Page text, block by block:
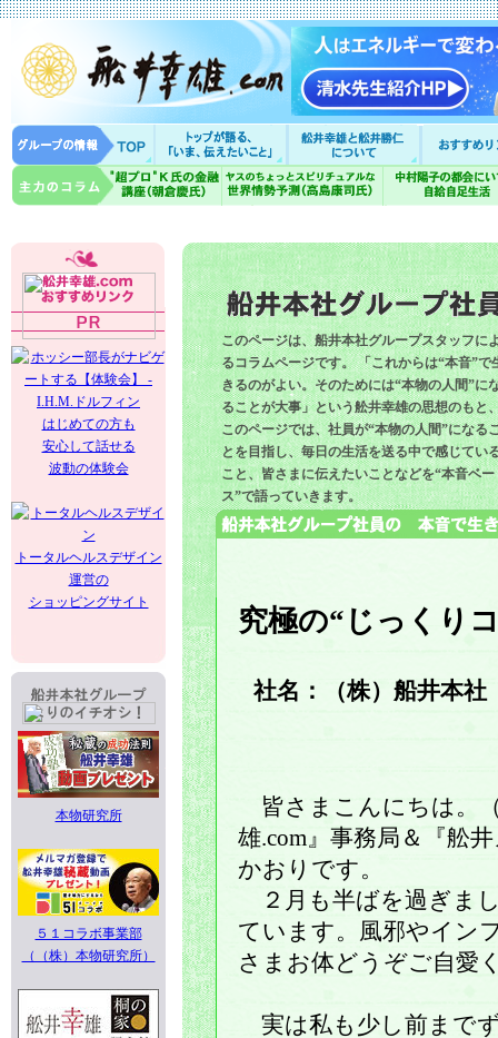
はじめての方も
安心して話せる
波動の体験会
トータルヘルスデザイン
運営の
ショッピングサイト
本物研究所
５１コラボ事業部
（（株）本物研究所）
このページは、船井本社グループスタッフに
るコラムページです。 「これからは“本音”で
きるのがよい。そのためには“本物の人間”に
ることが大事」という舩井幸雄の思想のもと
このページでは、社員が“本物の人間”になる
とを目指し、毎日の生活を送る中で感じてい
こと、皆さまに伝えたいことなどを“本音ベー
ス”で語っていきます。
究極の“じっくり
社名：（株）船井本
皆さまこんにちは。
雄.com』事務局＆『舩
かおりです。
２月も半ばを過ぎま
ています。風邪やイン
さまお体どうぞご自愛
実は私も少し前まで